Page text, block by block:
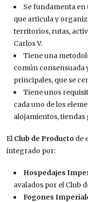
Se fundamenta
que articula y
territorios, rutas,
Carlos V.
Tiene una
común consensuada
principales, que se
Tiene unos
cada uno de los
alojamientos, tiendas
El Club de Producto de
integrado por:
Hospedajes
avalados por el Club
Fogones